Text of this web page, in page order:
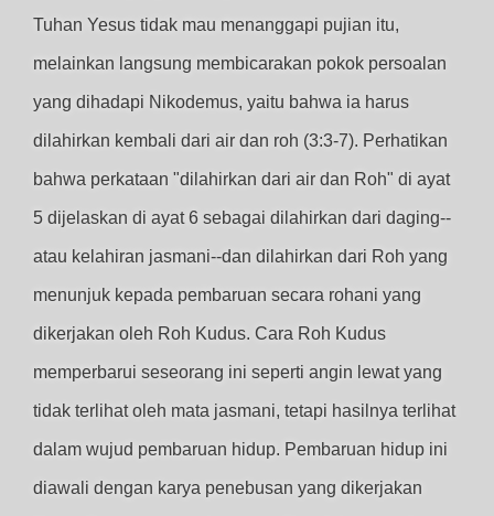
Tuhan Yesus tidak mau menanggapi pujian itu,
melainkan langsung membicarakan pokok persoalan
yang dihadapi Nikodemus, yaitu bahwa ia harus
dilahirkan kembali dari air dan roh (3:3-7). Perhatikan
bahwa perkataan "dilahirkan dari air dan Roh" di ayat
5 dijelaskan di ayat 6 sebagai dilahirkan dari daging--
atau kelahiran jasmani--dan dilahirkan dari Roh yang
menunjuk kepada pembaruan secara rohani yang
dikerjakan oleh Roh Kudus. Cara Roh Kudus
memperbarui seseorang ini seperti angin lewat yang
tidak terlihat oleh mata jasmani, tetapi hasilnya terlihat
dalam wujud pembaruan hidup. Pembaruan hidup ini
diawali dengan karya penebusan yang dikerjakan